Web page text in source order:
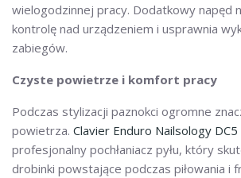
wielogodzinnej pracy. Dodatkowy napęd
kontrolę nad urządzeniem i usprawnia
zabiegów.
Czyste powietrze i komfort pracy
Podczas stylizacji paznokci ogromne
powietrza. Clavier Enduro Nailsology
profesjonalny pochłaniacz pyłu, który
drobinki powstające podczas piłowania i